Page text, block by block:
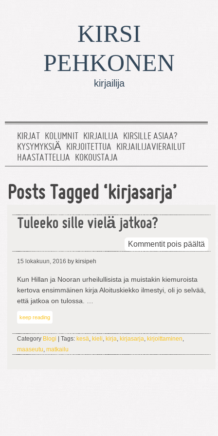
KIRSI
PEHKONEN
kirjailija
KIRJAT KOLUMNIT KIRJAILIJA KIRSILLE ASIAA?
KYSYMYKSIÄ KIRJOITETTUA KIRJAILIJAVIERAILUT
HAASTATTELIJA KOKOUSTAJA
Posts Tagged ‘kirjasarja’
Tuleeko sille vielä jatkoa?
Kommentit pois päältä
15 lokakuun, 2016 by kirsipeh
Kun Hillan ja Nooran urheilullisista ja muistakin kiemuroista
kertova ensimmäinen kirja Aloituskiekko ilmestyi, oli jo selvää,
että jatkoa on tulossa. …
keep reading
Category Blogi | Tags: kesä, kieli, kirja, kirjasarja, kirjoittaminen,
maaseutu, matkailu